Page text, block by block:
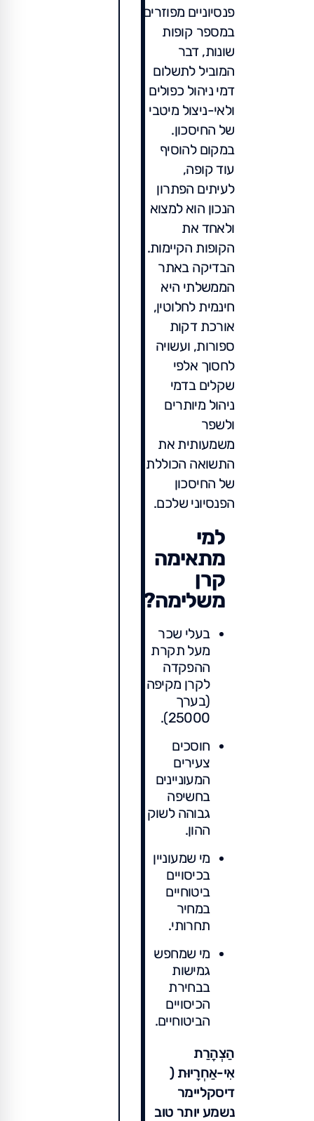
פנסיוניים מפוזרים
במספר קופות
שונות, דבר
המוביל לתשלום
דמי ניהול כפולים
ולאי-ניצול מיטבי
של החיסכון.
במקום להוסיף
עוד קופה,
לעיתים הפתרון
הנכון הוא למצוא
ולאחד את
הקופות הקיימות.
הבדיקה באתר
הממשלתי היא
חינמית לחלוטין,
אורכת דקות
ספורות, ועשויה
לחסוך אלפי
שקלים בדמי
ניהול מיותרים
ולשפר
משמעותית את
התשואה הכוללת
של החיסכון
הפנסיוני שלכם.
למי
מתאימה
קרן
משלימה?
בעלי שכר
מעל תקרת
ההפקדה
לקרן מקיפה
(בערך
25000).
חוסכים
צעירים
המעוניינים
בחשיפה
גבוהה לשוק
ההון.
מי שמעוניין
בכיסויים
ביטוחיים
במחיר
תחרותי.
מי שמחפש
גמישות
בבחירת
הכיסויים
הביטוחיים.
הַצְהָרַת
אִי-אַחְרָיוּת (
דיסקליימר
נשמע יותר טוב